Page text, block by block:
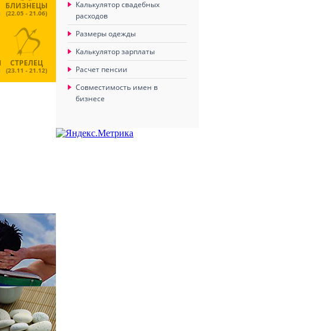
БЛИЗНЕЦЫ
(22.05 - 21.06)
СТРЕЛЕЦ
(23.11 - 21.12)
Калькулятор свадебных
расходов
Размеры одежды
Калькулятор зарплаты
Расчет пенсии
Совместимость имен в
бизнесе